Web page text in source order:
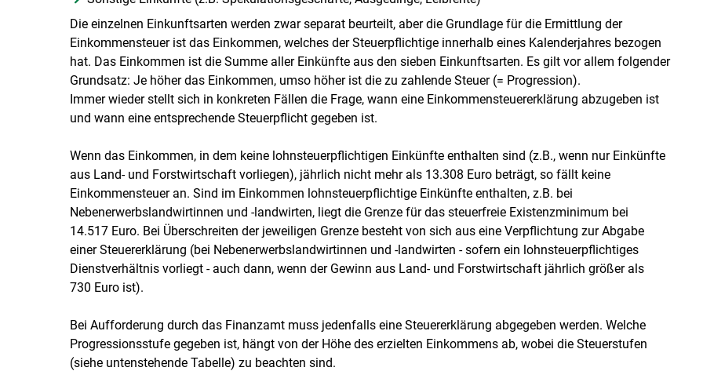
Skip to main content
Die einzelnen Einkunftsarten werden zwar separat beurteilt, aber die Grundlage für die Ermittlung der
Einkommensteuer ist das Einkommen, welches der Steuerpflichtige innerhalb eines Kalenderjahres bezogen
hat. Das Einkommen ist die Summe aller Einkünfte aus den sieben Einkunftsarten. Es gilt vor allem folgender
Grundsatz: Je höher das Einkommen, umso höher ist die zu zahlende Steuer (= Progression).
Immer wieder stellt sich in konkreten Fällen die Frage, wann eine Einkommensteuererklärung abzugeben ist
und wann eine entsprechende Steuerpflicht gegeben ist.
Wenn das Einkommen, in dem keine lohnsteuerpflichtigen Einkünfte enthalten sind (z.B., wenn nur Einkünfte
aus Land- und Forstwirtschaft vorliegen), jährlich nicht mehr als 13.308 Euro beträgt, so fällt keine
Einkommensteuer an. Sind im Einkommen lohnsteuerpflichtige Einkünfte enthalten, z.B. bei
Nebenerwerbslandwirtinnen und -landwirten, liegt die Grenze für das steuerfreie Existenzminimum bei
14.517 Euro. Bei Überschreiten der jeweiligen Grenze besteht von sich aus eine Verpflichtung zur Abgabe
einer Steuererklärung (bei Nebenerwerbslandwirtinnen und -landwirten - sofern ein lohnsteuerpflichtiges
Dienstverhältnis vorliegt - auch dann, wenn der Gewinn aus Land- und Forstwirtschaft jährlich größer als
730 Euro ist).
Bei Aufforderung durch das Finanzamt muss jedenfalls eine Steuererklärung abgegeben werden. Welche
Progressionsstufe gegeben ist, hängt von der Höhe des erzielten Einkommens ab, wobei die Steuerstufen
(siehe untenstehende Tabelle) zu beachten sind.